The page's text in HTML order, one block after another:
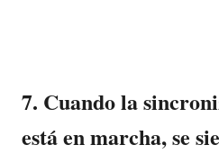
7. Cuando la
está en marcha, se